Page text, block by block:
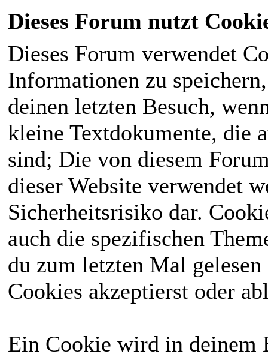
Dieses Forum nutzt
Dieses Forum verwendet
Informationen zu
deinen letzten Besuch,
kleine Textdokumente, die
sind; Die von diesem
dieser Website verwendet
Sicherheitsrisiko dar.
auch die spezifischen
du zum letzten Mal
Cookies akzeptierst oder
Ein Cookie wird in deinem